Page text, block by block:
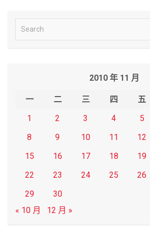
e
2010 年 11 月
一 二 三 四 五
1
2 3 4 5
8
9 10 11 12
15
16 17 18 19
22
23 24 25 26
29
30
« 10 月
12 月 »